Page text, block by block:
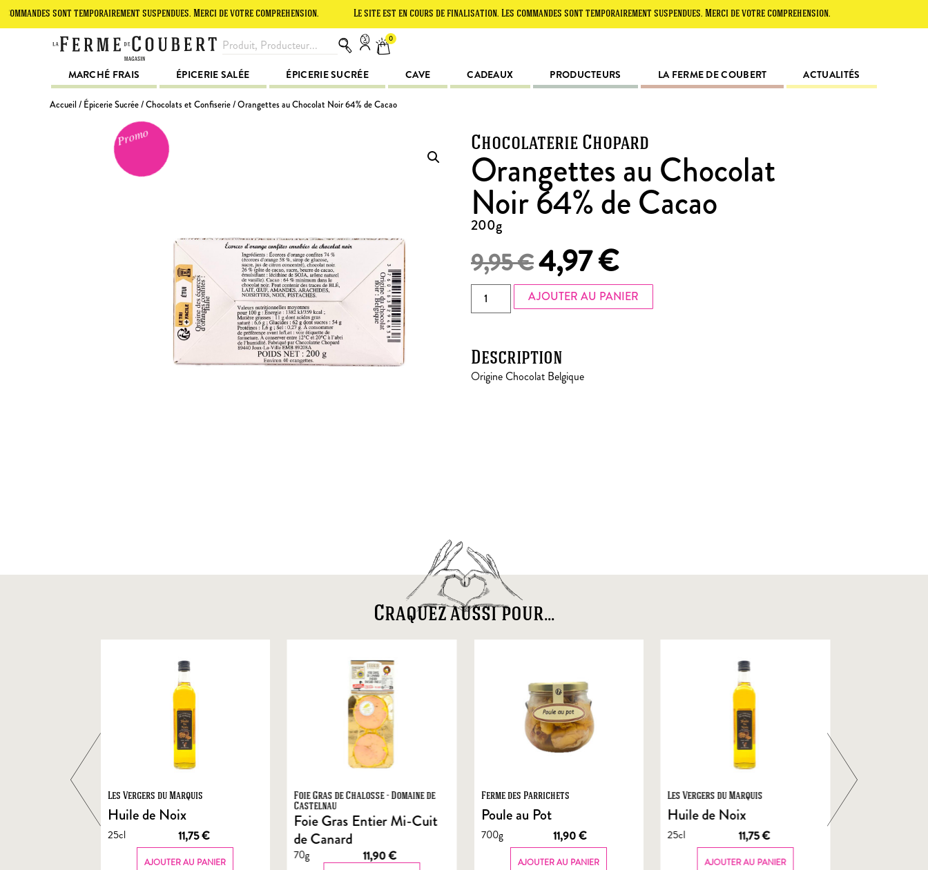
sont temporairement suspendues. Merci de votre compréhension. Le site est en cours de finalisation. Les commandes sont temporairement suspendues. Merci de votre compréhension.
0
MARCHÉ FRAIS ÉPICERIE SALÉE ÉPICERIE SUCRÉE CAVE CADEAUX PRODUCTEURS LA FERME DE COUBERT ACTUALITÉS
Accueil / Épicerie Sucrée/Chocolats et Confiserie/ Orangettes au Chocolat Noir 64% de Cacao
Promo Chocolaterie Chopard
Orangettes au Chocolat
Noir 64% de Cacao
200g
9,95€4,97€
AJOUTER AU PANIER
Description
Origine Chocolat Belgique
Craquez aussi pour...
Les Vergers du Marquis
Huile de Noix
25cl 11,75€
AJOUTER AU PANIER
Foie Gras de Chalosse - Domaine de
Castelnau
Foie Gras Entier Mi-Cuit
de Canard
70g 11,90€
Ferme des Parrichets
Poule au Pot
700g 11,90€
AJOUTER AU PANIER
Les Vergers du Marquis
Huile de Noix
25cl 11,75€
AJOUTER AU PANIER